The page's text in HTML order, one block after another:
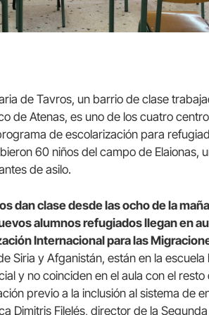
de Tavros, un barrio de clase
de Atenas, es uno de los cuatro
de escolarización para
60 niños del campo de Elaionas,
de asilo.
dan clase desde las ocho de la
alumnos refugiados llegan en
Internacional para las
Siria y Afganistán, están en la
y no coinciden en el aula con el
previo a la inclusión al sistema de
Dimitris Filelés, director de la